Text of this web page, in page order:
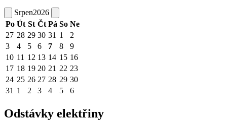
Srpen2026
Po Út St Čt Pá So Ne
27 28 29 30 31 1
2
3
4 5 6 7 8
9
10 11 12 13 14 15 16
17 18 19 20 21 22 23
24 25 26 27 28 29 30
31 1 2 3 4 5 6
Odstávky elektřiny